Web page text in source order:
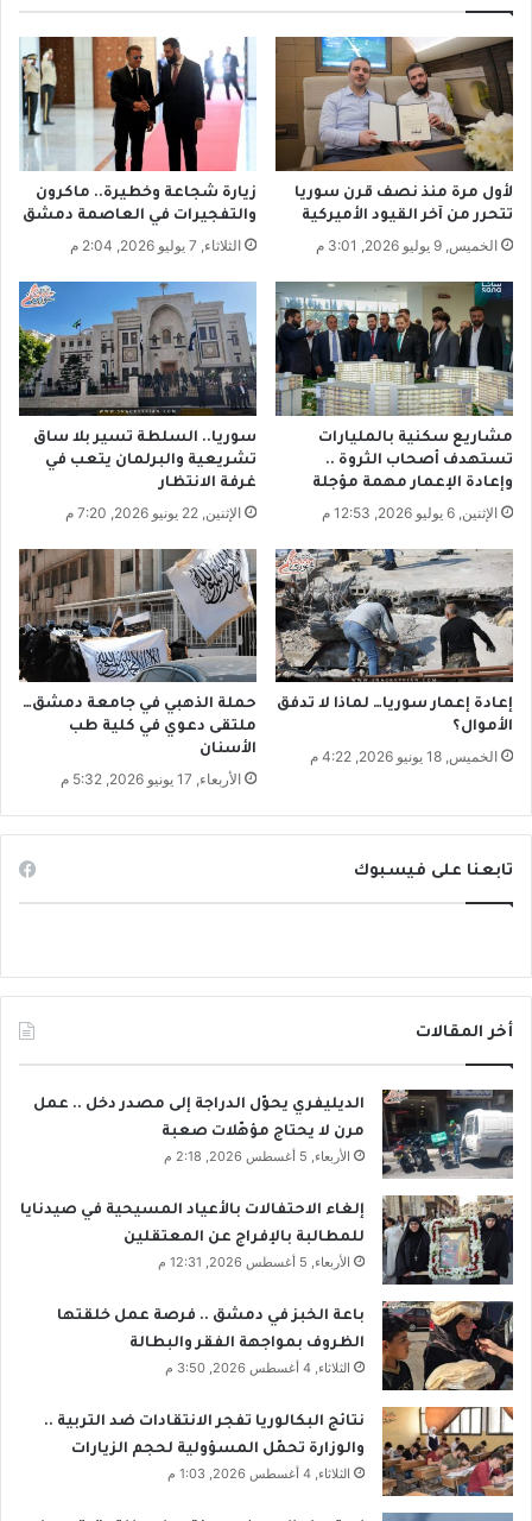
ع
ا
ل
ت
ن
ف
ي
ا
ا
ت
ف
ا
ق
ل
ح
ب
ب
د
ل
ا
ل
إ
ع
ر
ب
.
.
و
م
ا
ل
غ
ة
ا
ل
ة
ع
ط
ر
ي
ا
ل
س
و
ر
ي
ي
ن
لأول مرة منذ نصف قرن سوريا
تتحرر من آخر القيود الأميركية
الخميس, 9 يوليو 2026, 3:01 م
زيارة شجاعة وخطيرة.. ماكرون
والتفجيرات في العاصمة دمشق
الثلاثاء, 7 يوليو 2026, 2:04 م
مشاريع سكنية بالمليارات
تستهدف أصحاب الثروة ..
وإعادة الإعمار مهمة مؤجلة
الإثنين, 6 يوليو 2026, 12:53 م
سوريا.. السلطة تسير بلا ساق
تشريعية والبرلمان يتعب في
غرفة الانتظار
الإثنين, 22 يونيو 2026, 7:20 م
إعادة إعمار سوريا… لماذا لا تدفق
الأموال؟
الخميس, 18 يونيو 2026, 4:22 م
حملة الذهبي في جامعة دمشق…
ملتقى دعوي في كلية طب
الأسنان
الأربعاء, 17 يونيو 2026, 5:32 م
تابعنا على فيسبوك
أخر المقالات
الديليفري يحوّل الدراجة إلى مصدر دخل .. عمل
مرن لا يحتاج مؤهّلات صعبة
الأربعاء, 5 أغسطس 2026, 2:18 م
إلغاء الاحتفالات بالأعياد المسيحية في صيدنايا
للمطالبة بالإفراج عن المعتقلين
الأربعاء, 5 أغسطس 2026, 12:31 م
باعة الخبز في دمشق .. فرصة عمل خلقتها
الظروف بمواجهة الفقر والبطالة
الثلاثاء, 4 أغسطس 2026, 3:50 م
نتائج البكالوريا تفجر الانتقادات ضد التربية ..
والوزارة تحمّل المسؤولية لحجم الزيارات
الثلاثاء, 4 أغسطس 2026, 1:03 م